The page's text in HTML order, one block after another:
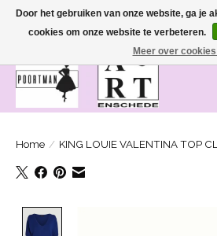
SASHIONABLE - damesmode in Bemmel en
Home / KING LOUIE VALENTINA TOP
Door het gebruiken van onze website, ga je
cookies om onze website te verbeteren.
Meer over cookies